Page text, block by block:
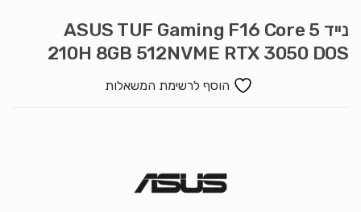
נייד ASUS TUF Gaming F16 Core 5
210H 8GB 512NVME RTX 3050 DOS
הוסף לרשימת המשאלות